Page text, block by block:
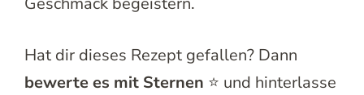
Hat dir dieses Rezept gefallen? Dann
bewerte es mit Sternen ⭐ und hinterlasse